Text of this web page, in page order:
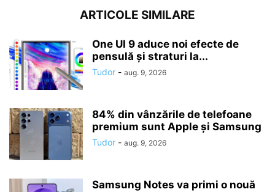
ARTICOLE SIMILARE
One UI 9 aduce noi efecte de
pensulă și straturi la...
Tudor - aug. 9, 2026
84% din vânzările de telefoane
premium sunt Apple și Samsung
Tudor - aug. 9, 2026
Samsung Notes va primi o nouă